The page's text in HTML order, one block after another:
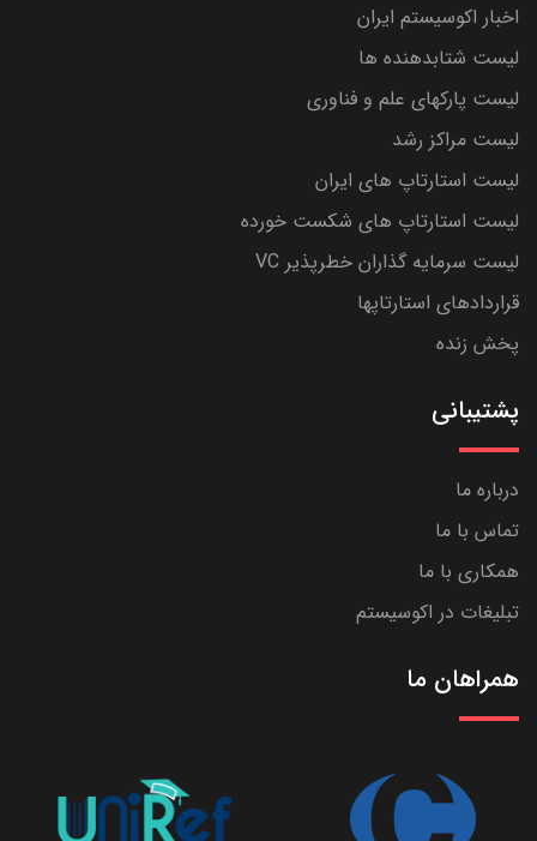
اخبار اکوسیستم ایران
لیست شتابدهنده ها
لیست پارکهای علم و فناوری
لیست مراکز رشد
لیست استارتاپ های ایران
لیست استارتاپ های شکست خورده
لیست سرمایه گذاران خطرپذیر VC
قراردادهای استارتاپها
پخش زنده
پشتیبانی
درباره ما
تماس با ما
همکاری با ما
تبلیغات در اکوسیستم
همراهان ما